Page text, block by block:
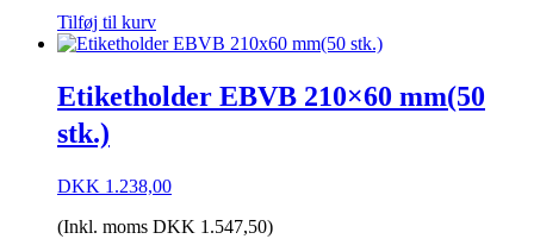
Tilføj til kurv
Etiketholder EBVB 210×60 mm(50
stk.)
DKK 1.238,00
(Inkl. moms DKK 1.547,50)